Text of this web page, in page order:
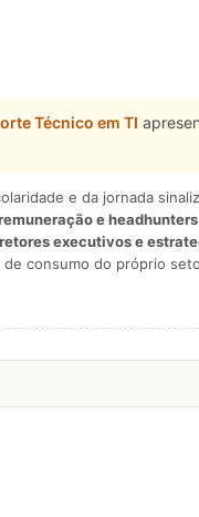
Técnico em TI
e da jornada
e headhunters
executivos e
consumo do próprio